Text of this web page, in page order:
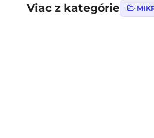
Viac z kategórie